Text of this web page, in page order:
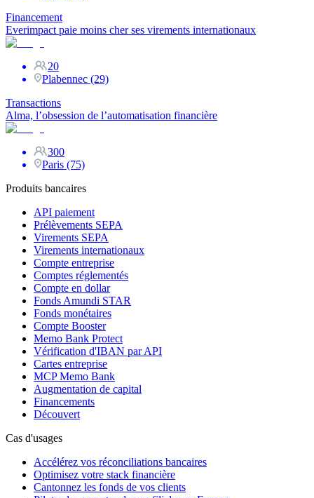
Financement
Everimpact paie moins cher ses virements internationaux
20
Plabennec (29)
Transactions
Alma, l’obsession de l’automatisation financière
300
Paris (75)
Produits bancaires
API paiement
Prélèvements SEPA
Virements SEPA
Virements internationaux
Compte entreprise
Comptes réglementés
Compte en dollar
Fonds Amundi STAR
Fonds monétaires
Compte Booster
Memo Bank Protect
Vérification d'IBAN par API
Cartes entreprise
MCP Memo Bank
Augmentation de capital
Financements
Découvert
Cas d'usages
Accélérez vos réconciliations bancaires
Optimisez votre stack financière
Cantonnez les fonds de vos clients